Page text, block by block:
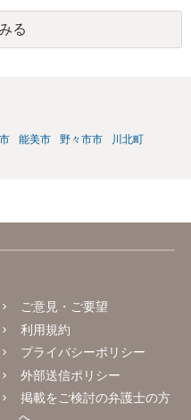
る
能美市 野々市市
川北町
ご意見・ご要望
利用規約
プライバシーポリシー
外部送信ポリシー
掲載をご検討の弁護士の方